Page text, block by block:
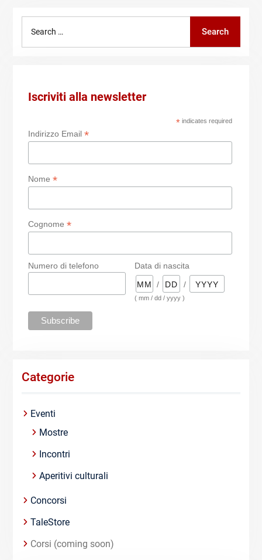
Search
Iscriviti alla newsletter
*indicates required
Indirizzo Email *
Nome *
Cognome *
Numero di telefono
Data di nascita
/
/
( mm / dd / yyyy )
Categorie
Eventi
Mostre
Incontri
Aperitivi culturali
Concorsi
TaleStore
Corsi (coming soon)